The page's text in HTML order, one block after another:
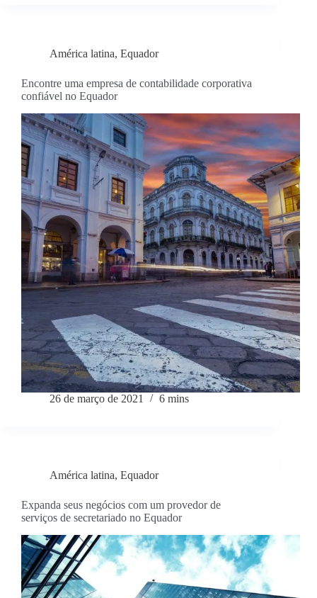
América latina, Equador
Encontre uma empresa de contabilidade corporativa
confiável no Equador
26 de março de 2021 6 mins
América latina, Equador
Expanda seus negócios com um provedor de
serviços de secretariado no Equador